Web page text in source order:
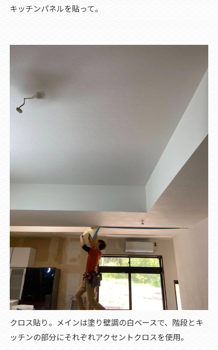
キッチンパネルを貼って。
クロス貼り。メインは塗り壁調の白ベースで、階段とキ
ッチンの部分にそれぞれアクセントクロスを使用。